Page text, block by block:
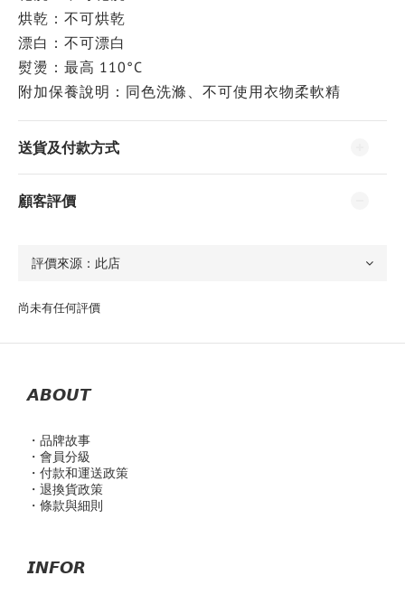
烘乾：不可烘乾
漂白：不可漂白
熨燙：最高 110°C
附加保養說明：同色洗滌、不可使用衣物柔軟精
送貨及付款方式
顧客評價
尚未有任何評價
𝘼𝘽𝙊𝙐𝙏
・品牌故事
・會員分級
・付款和運送政策
・退換貨政策
・條款與細則
𝙄𝙉𝙁𝙊𝙍